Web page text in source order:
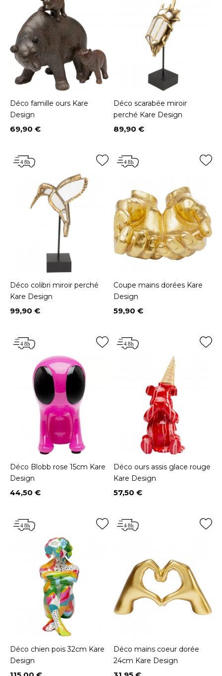
Déco famille ours Kare
Design
Prix
69,90 €
Déco scarabée miroir
perché Kare Design
Prix
89,90 €
Déco colibri miroir perché
Kare Design
Prix
99,90 €
Coupe mains dorées Kare
Design
Prix
59,90 €
Déco Blobb rose 15cm Kare
Design
Prix
44,50 €
Déco ours assis glace rouge
Kare Design
Prix
57,50 €
Déco chien pois 32cm Kare
Design
Déco mains coeur dorée
24cm Kare Design